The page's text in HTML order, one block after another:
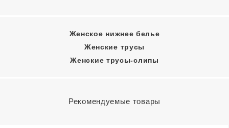
Женское нижнее белье
Женские трусы
Женские трусы-слипы
Рекомендуемые товары